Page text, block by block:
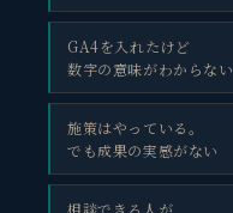
GA4を入れたけど
数字の意味がわからない
施策はやっている。
でも成果の実感がない